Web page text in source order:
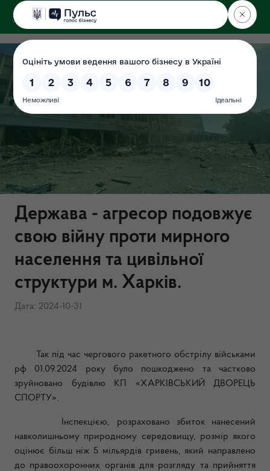
ДЕРЖЕКОІНСПЕКЦІЯ
у Харківській області
Держава - агресор подовжує
свою війну проти мирного
населення та цивільної
структури м. Харків.
Дата: 2024-10-31
Так під час чергового ракетного обстрілу військами
рф 01.09.2024 року було пошкоджено та частково
зруйновано будівлю КП «ХАРКІВСЬКИЙ ДВОРЕЦЬ
СПОРТУ».
Інспекцією, розраховано збиток нанесений
навколишньому природному середовищу, розмір якого
оцінює більш ніж 5 мільярдів гривень, який направлено
до правоохоронних органів для розгляду та прийняття